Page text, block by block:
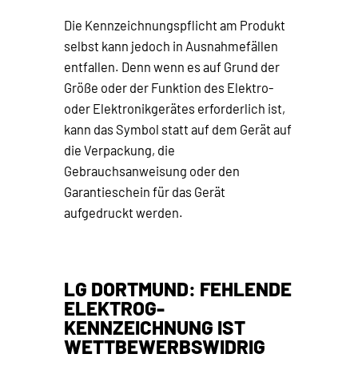
Die Kennzeichnungspflicht am Produkt
selbst kann jedoch in Ausnahmefällen
entfallen. Denn wenn es auf Grund der
Größe oder der Funktion des Elektro-
oder Elektronikgerätes erforderlich ist,
kann das Symbol statt auf dem Gerät auf
die Verpackung, die
Gebrauchsanweisung oder den
Garantieschein für das Gerät
aufgedruckt werden.
LG DORTMUND: FEHLENDE
ELEKTROG-
KENNZEICHNUNG IST
WETTBEWERBSWIDRIG